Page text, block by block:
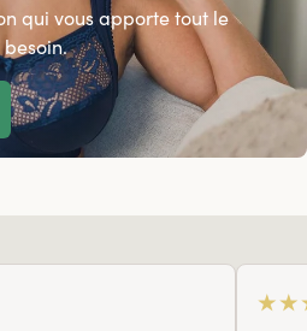
qui vous apporte tout le
★★